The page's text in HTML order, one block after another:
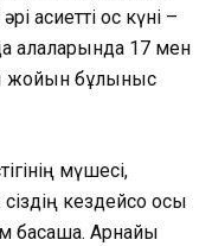
қасиетті қос күні –
қалаларында 17 мен
жойқын бұлқыныс
мүшесі,
кездейсоқ осы
басқаша. Арнайы